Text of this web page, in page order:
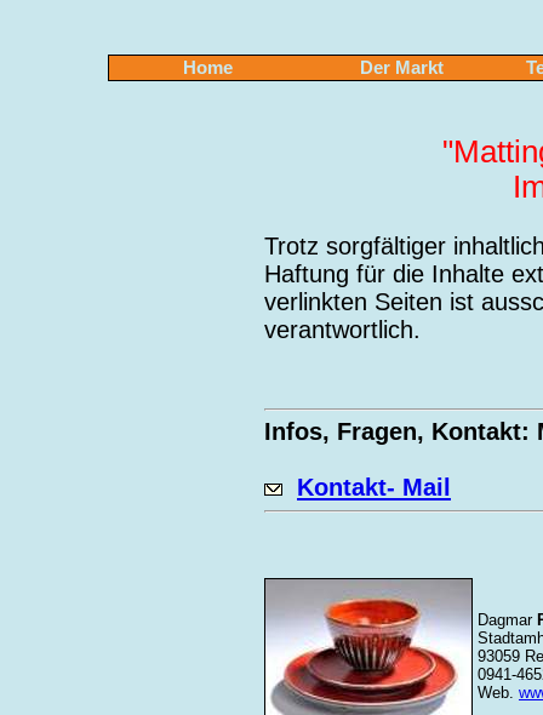
Trotz sorgfältiger
Haftung für die Inhalte
verlinkten Seiten ist
verantwortlich.
Infos, Fragen, Kontakt:
Kontakt- Mail
Dagmar
93059
0941-
Web.
Home Der Markt